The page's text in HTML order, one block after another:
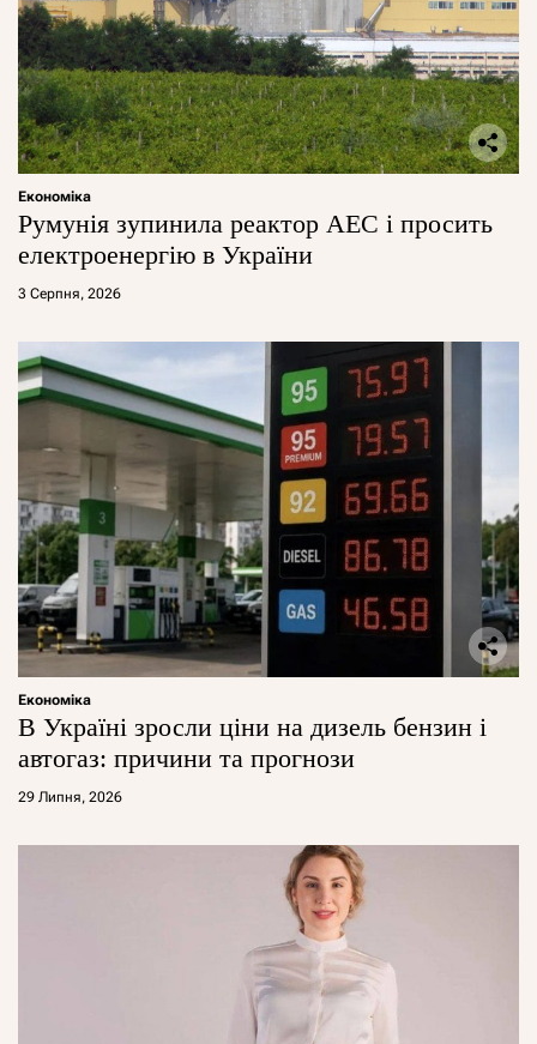
Економіка
Румунія зупинила реактор АЕС і просить
електроенергію в України
3 Серпня, 2026
Економіка
В Україні зросли ціни на дизель бензин і
автогаз: причини та прогнози
29 Липня, 2026